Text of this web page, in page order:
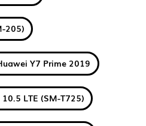
205)
Y7 Prime 2019
LTE (SM-T725)